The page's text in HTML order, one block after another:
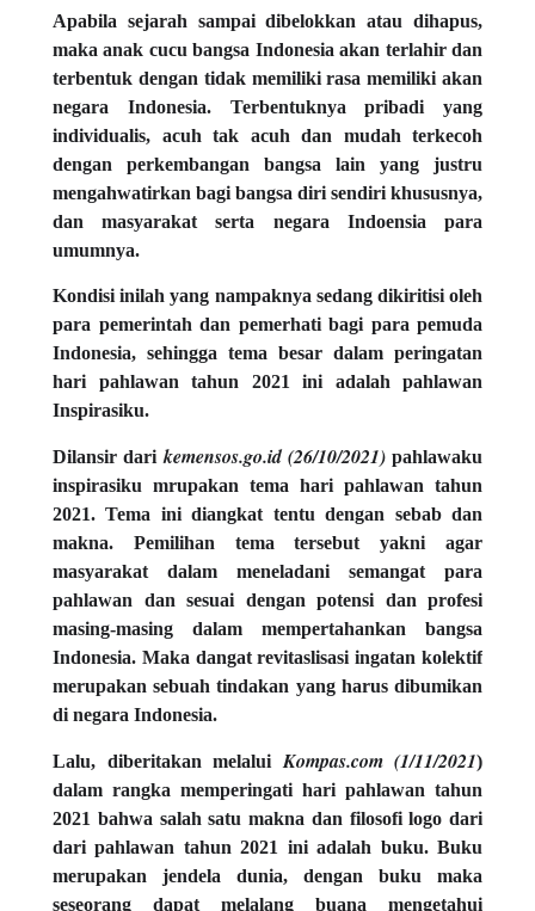
Apabila sejarah sampai dibelokkan atau dihapus,
maka anak cucu bangsa Indonesia akan terlahir dan
terbentuk dengan tidak memiliki rasa memiliki akan
negara Indonesia. Terbentuknya pribadi yang
individualis, acuh tak acuh dan mudah terkecoh
dengan perkembangan bangsa lain yang justru
mengahwatirkan bagi bangsa diri sendiri khususnya,
dan masyarakat serta negara Indoensia para
umumnya.
Kondisi inilah yang nampaknya sedang dikiritisi oleh
para pemerintah dan pemerhati bagi para pemuda
Indonesia, sehingga tema besar dalam peringatan
hari pahlawan tahun 2021 ini adalah pahlawan
Inspirasiku.
Dilansir dari kemensos.go.id (26/10/2021) pahlawaku
inspirasiku mrupakan tema hari pahlawan tahun
2021. Tema ini diangkat tentu dengan sebab dan
makna. Pemilihan tema tersebut yakni agar
masyarakat dalam meneladani semangat para
pahlawan dan sesuai dengan potensi dan profesi
masing-masing dalam mempertahankan bangsa
Indonesia. Maka dangat revitaslisasi ingatan kolektif
merupakan sebuah tindakan yang harus dibumikan
di negara Indonesia.
Lalu, diberitakan melalui Kompas.com (1/11/2021)
dalam rangka memperingati hari pahlawan tahun
2021 bahwa salah satu makna dan filosofi logo dari
dari pahlawan tahun 2021 ini adalah buku. Buku
merupakan jendela dunia, dengan buku maka
seseorang dapat melalang buana mengetahui